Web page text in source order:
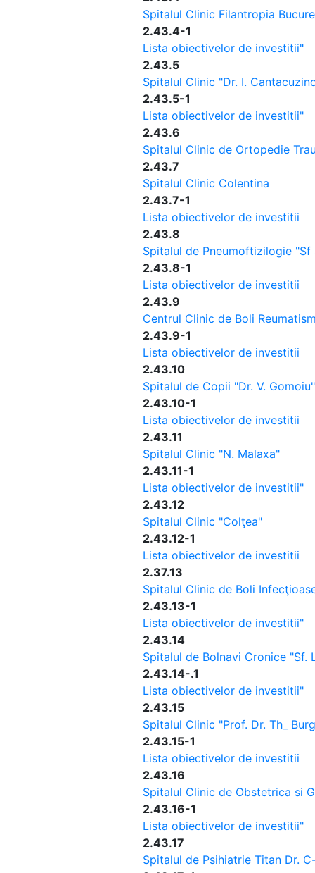
Spitalul Clinic Filantropia
2.43.4-1
Lista obiectivelor de investitii"
2.43.5
Spitalul Clinic "Dr. I.
2.43.5-1
Lista obiectivelor de investitii"
2.43.6
Spitalul Clinic de Ortopedie
2.43.7
Spitalul Clinic Colentina
2.43.7-1
Lista obiectivelor de investitii
2.43.8
Spitalul de Pneumoftizilogie "Sf
2.43.8-1
Lista obiectivelor de investitii
2.43.9
Centrul Clinic de Boli
2.43.9-1
Lista obiectivelor de investitii
2.43.10
Spitalul de Copii "Dr. V. Gomoiu"
2.43.10-1
Lista obiectivelor de investitii
2.43.11
Spitalul Clinic "N. Malaxa"
2.43.11-1
Lista obiectivelor de investitii"
2.43.12
Spitalul Clinic "Colţea"
2.43.12-1
Lista obiectivelor de investitii
2.37.13
Spitalul Clinic de Boli
2.43.13-1
Lista obiectivelor de investitii"
2.43.14
Spitalul de Bolnavi Cronice "Sf.
2.43.14-.1
Lista obiectivelor de investitii"
2.43.15
Spitalul Clinic "Prof. Dr. Th_
2.43.15-1
Lista obiectivelor de investitii
2.43.16
Spitalul Clinic de Obstetrica si
2.43.16-1
Lista obiectivelor de investitii"
2.43.17
Spitalul de Psihiatrie Titan Dr.